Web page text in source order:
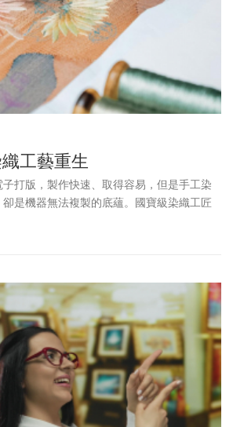
工藝重生
打版，製作快速、取得容易，但是手工染
是機器無法複製的底蘊。國寶級染織工匠
默傳承工藝，以手作精神守護文化，讓幾